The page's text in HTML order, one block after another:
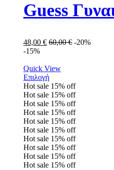
Guess
48,00 € 60,00€ -20%
-15%
Quick View
Επιλογή
Hot sale 15% off
Hot sale 15% off
Hot sale 15% off
Hot sale 15% off
Hot sale 15% off
Hot sale 15% off
Hot sale 15% off
Hot sale 15% off
Hot sale 15% off
Hot sale 15% off